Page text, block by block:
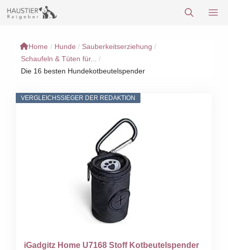
Inhalt
Home / Hunde / Sauberkeitserziehung /
Schaufeln & Tüten für...
/
Die 16 besten Hundekotbeutelspender
VERGLEICHSSIEGER DER REDAKTION
iGadgitz Home U7168 Stoff Kotbeutelspender